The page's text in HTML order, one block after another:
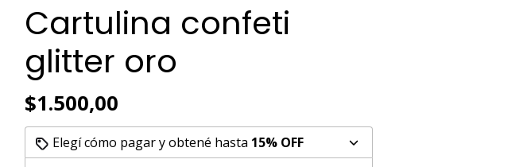
Cartulina confeti
glitter oro
$1.500,00
Elegí cómo pagar y obtené hasta 15% OFF